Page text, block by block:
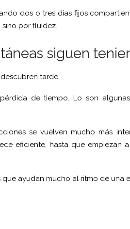
dos o tres días fijos
por fluidez.
siguen
tarde.
de tiempo. Lo son
se vuelven mucho más
eficiente, hasta que empiezan
ayudan mucho al ritmo de una